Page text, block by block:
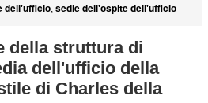
dell'ufficio, sedie dell'ospite dell'ufficio
della struttura di
dell'ufficio della
di Charles della